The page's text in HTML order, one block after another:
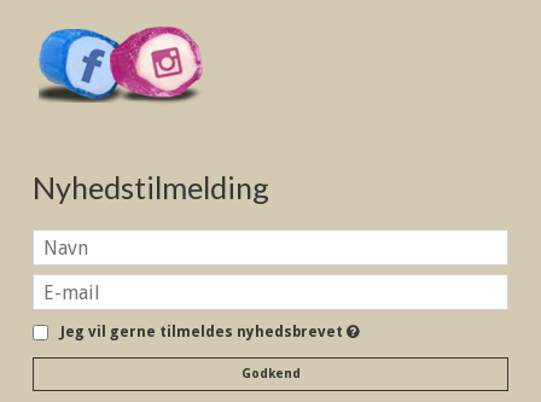
Nyhedstilmelding
Jeg vil gerne tilmeldes nyhedsbrevet
Godkend